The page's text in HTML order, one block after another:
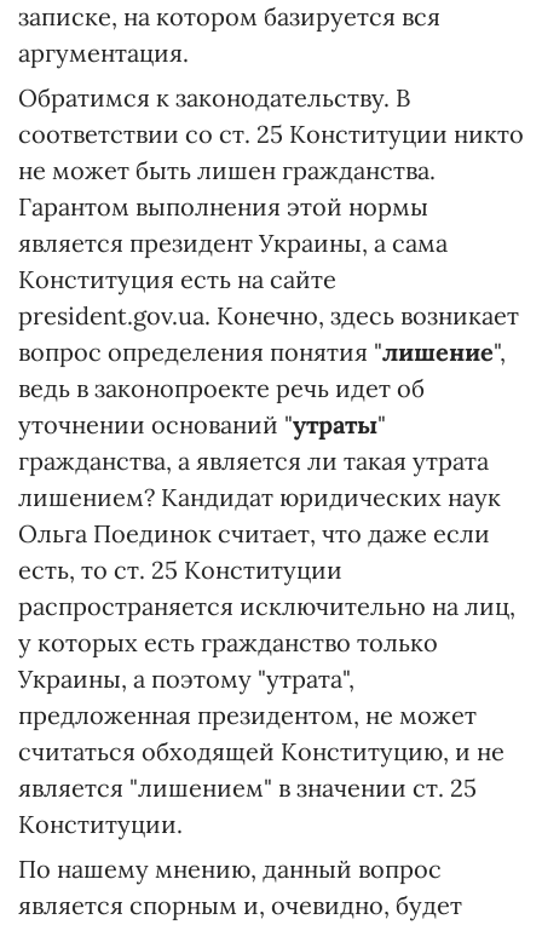
записке, на котором базируется вся
аргументация.
Обратимся к законодательству. В
соответствии со ст. 25 Конституции никто
не может быть лишен гражданства.
Гарантом выполнения этой нормы
является президент Украины, а сама
Конституция есть на сайте
president.gov.ua. Конечно, здесь возникает
вопрос определения понятия "лишение",
ведь в законопроекте речь идет об
уточнении оснований "утраты"
гражданства, а является ли такая утрата
лишением? Кандидат юридических наук
Ольга Поединок считает, что даже если
есть, то ст. 25 Конституции
распространяется исключительно на лиц,
у которых есть гражданство только
Украины, а поэтому "утрата",
предложенная президентом, не может
считаться обходящей Конституцию, и не
является "лишением" в значении ст. 25
Конституции.
По нашему мнению, данный вопрос
является спорным и, очевидно, будет